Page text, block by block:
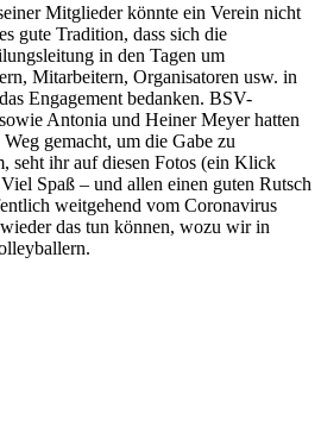
Mitglieder könnte ein Verein nicht
gute Tradition, dass sich die
in den Tagen um
Mitarbeitern, Organisatoren usw. in
Engagement bedanken. BSV-
Antonia und Heiner Meyer hatten
gemacht, um die Gabe zu
seht ihr auf diesen Fotos (ein Klick
Spaß – und allen einen guten Rutsch
weitgehend vom Coronavirus
das tun können, wozu wir in